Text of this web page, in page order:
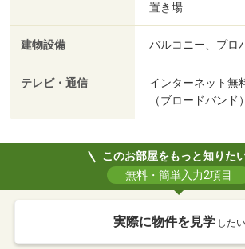
置き場
建物設備 バルコニー、プロ
テレビ・通信
インターネット無
（ブロードバンド）
このお部屋をもっと知りた
無料・簡単入力2項目
実際に物件を見学 したい